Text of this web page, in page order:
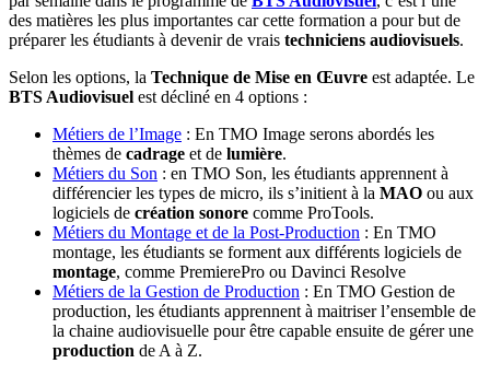
des matières les plus importantes car cette formation a pour but de
préparer les étudiants à devenir de vrais techniciens audiovisuels.
Selon les options, la Technique de Mise en Œuvre est adaptée. Le
BTS Audiovisuel est décliné en 4 options :
Métiers de l’Image : En TMO Image serons abordés les
thèmes de cadrage et de lumière.
Métiers du Son : en TMO Son, les étudiants apprennent à
différencier les types de micro, ils s’initient à la MAO ou aux
logiciels de création sonore comme ProTools.
Métiers du Montage et de la Post-Production : En TMO
montage, les étudiants se forment aux différents logiciels de
montage, comme PremierePro ou Davinci Resolve
Métiers de la Gestion de Production : En TMO Gestion de
production, les étudiants apprennent à maitriser l’ensemble de
la chaine audiovisuelle pour être capable ensuite de gérer une
production de A à Z.